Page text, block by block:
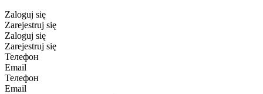
Zaloguj się
Zarejestruj się
Zaloguj się
Zarejestruj się
Телефон
Email
Телефон
Email